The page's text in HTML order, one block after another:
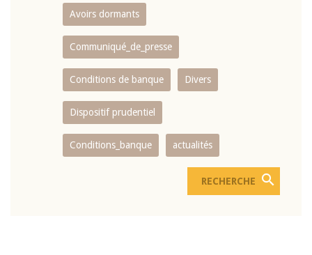
Avoirs dormants
Communiqué_de_presse
Conditions de banque Divers
Dispositif prudentiel
Conditions_banque actualités